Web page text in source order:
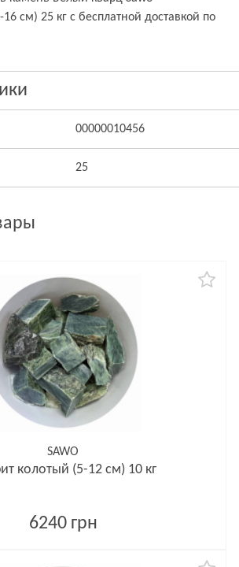
см) 25 кг с бесплатной доставкой по
00000010456
25
SAWO
колотый (5-12 см) 10 кг
6240 грн